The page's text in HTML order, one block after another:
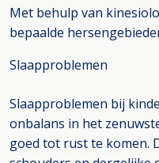
Met behulp van
bepaalde
Slaapproblemen
Slaapproblemen bij
onbalans in het
goed tot rust te komen.